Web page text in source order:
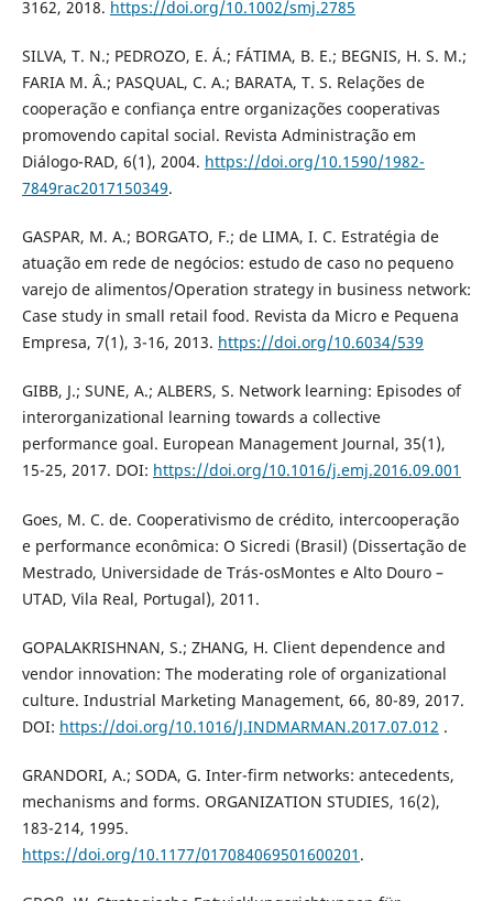
3162, 2018. https://doi.org/10.1002/smj.2785
SILVA, T. N.; PEDROZO, E. Á.; FÁTIMA, B. E.; BEGNIS, H. S. M.;
FARIA M. Â.; PASQUAL, C. A.; BARATA, T. S. Relações de
cooperação e confiança entre organizações cooperativas
promovendo capital social. Revista Administração em
Diálogo-RAD, 6(1), 2004. https://doi.org/10.1590/1982-
7849rac2017150349.
GASPAR, M. A.; BORGATO, F.; de LIMA, I. C. Estratégia de
atuação em rede de negócios: estudo de caso no pequeno
varejo de alimentos/Operation strategy in business network:
Case study in small retail food. Revista da Micro e Pequena
Empresa, 7(1), 3-16, 2013. https://doi.org/10.6034/539
GIBB, J.; SUNE, A.; ALBERS, S. Network learning: Episodes of
interorganizational learning towards a collective
performance goal. European Management Journal, 35(1),
15-25, 2017. DOI: https://doi.org/10.1016/j.emj.2016.09.001
Goes, M. C. de. Cooperativismo de crédito, intercooperação
e performance econômica: O Sicredi (Brasil) (Dissertação de
Mestrado, Universidade de Trás-osMontes e Alto Douro –
UTAD, Vila Real, Portugal), 2011.
GOPALAKRISHNAN, S.; ZHANG, H. Client dependence and
vendor innovation: The moderating role of organizational
culture. Industrial Marketing Management, 66, 80-89, 2017.
DOI: https://doi.org/10.1016/J.INDMARMAN.2017.07.012 .
GRANDORI, A.; SODA, G. Inter-firm networks: antecedents,
mechanisms and forms. ORGANIZATION STUDIES, 16(2),
183-214, 1995.
https://doi.org/10.1177/017084069501600201 .